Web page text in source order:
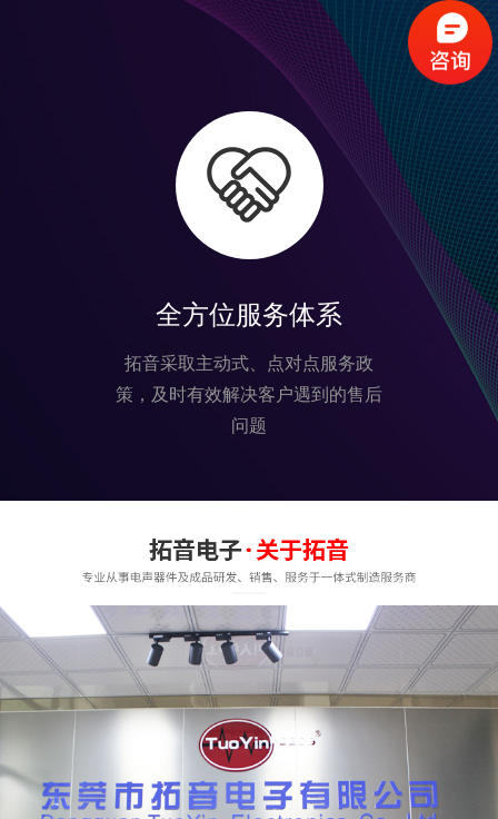
全方位服务体系
拓音采取主动式、点对点服务政
策，及时有效解决客户遇到的售后
问题